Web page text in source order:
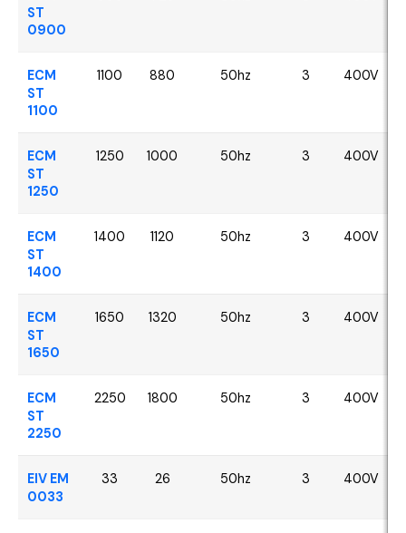
ST
0900
ECM
ST
1100
1100 880 50hz 3 400V
ECM
ST
1250
1250 1000 50hz 3 400V
ECM
ST
1400
1400 1120 50hz 3 400V
ECM
ST
1650
1650 1320 50hz 3 400V
ECM
ST
2250
2250 1800 50hz 3 400V
EIV EM
0033
33 26 50hz 3 400V